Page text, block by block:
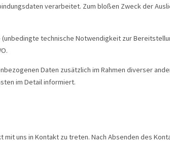
verarbeitet. Zum bloßen Zweck der
technische Notwendigkeit zur
Daten zusätzlich im Rahmen diverser
im Detail informiert.
uns in Kontakt zu treten. Nach Absenden des